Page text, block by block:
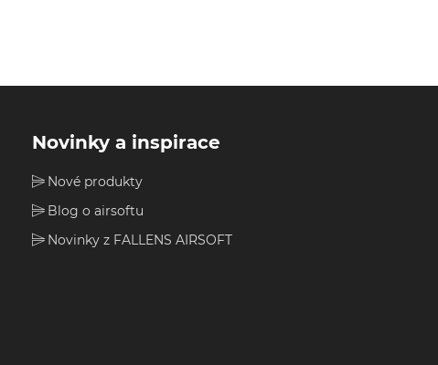
Novinky a inspirace
Nové produkty
Blog o airsoftu
Novinky z FALLENS AIRSOFT